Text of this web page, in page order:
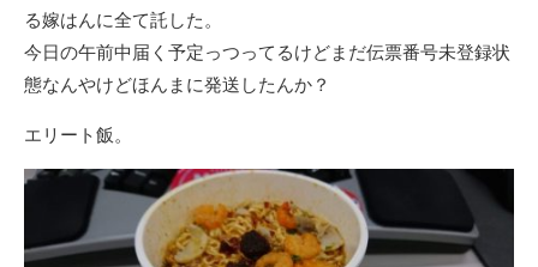
る嫁はんに全て託した。
今日の午前中届く予定っつってるけどまだ伝票番号未登録状
態なんやけどほんまに発送したんか？
エリート飯。